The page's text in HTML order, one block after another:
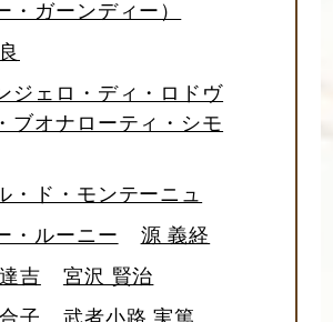
・ガーンディー）
ジェロ・ディ・ロドヴ
ブオナローティ・シモ
・ド・モンテーニュ
・ルーニー
源 義経
吉
宮沢 賢治
子
武者小路 実篤